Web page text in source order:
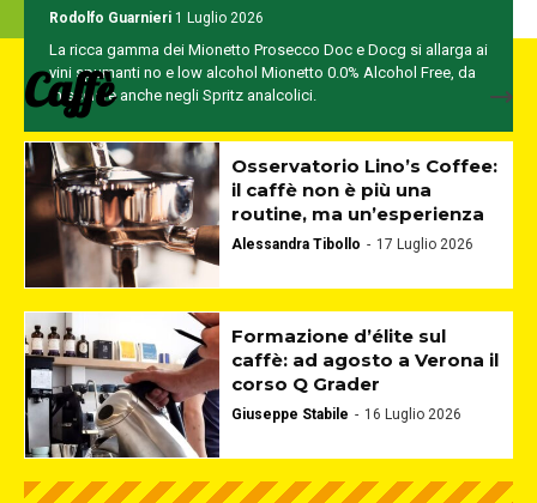
Rodolfo Guarnieri 1 Luglio 2026
La ricca gamma dei Mionetto Prosecco Doc e Docg si allarga ai
vini spumanti no e low alcohol Mionetto 0.0% Alcohol Free, da
miscelare anche negli Spritz analcolici.
Caffè
Osservatorio Lino’s Coffee:
il caffè non è più una
routine, ma un’esperienza
Alessandra Tibollo - 17 Luglio 2026
Formazione d’élite sul
caffè: ad agosto a Verona il
corso Q Grader
Giuseppe Stabile - 16 Luglio 2026